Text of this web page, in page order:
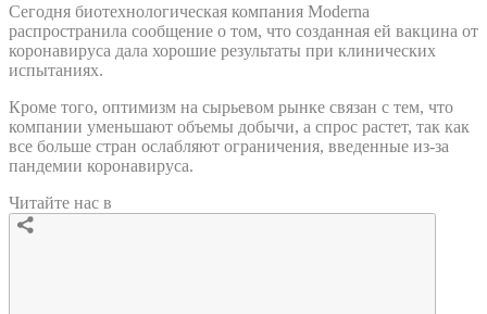
Сегодня биотехнологическая компания Moderna
распространила сообщение о том, что созданная ей вакцина от
коронавируса дала хорошие результаты при клинических
испытаниях.
Кроме того, оптимизм на сырьевом рынке связан с тем, что
компании уменьшают объемы добычи, а спрос растет, так как
все больше стран ослабляют ограничения, введенные из-за
пандемии коронавируса.
Читайте нас в